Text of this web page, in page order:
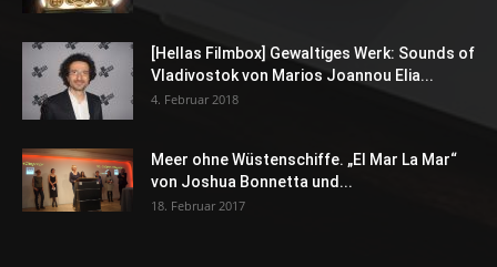
[Hellas Filmbox] Gewaltiges Werk: Sounds of
Vladivostok von Marios Joannou Elia...
4. Februar 2018
Meer ohne Wüstenschiffe. „El Mar La Mar“
von Joshua Bonnetta und...
18. Februar 2017